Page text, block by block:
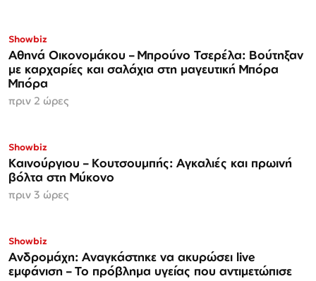
Showbiz
Αθηνά Οικονομάκου – Μπρούνο Τσερέλα: Βούτηξαν
με καρχαρίες και σαλάχια στη μαγευτική Μπόρα
Μπόρα
πριν 2 ώρες
Showbiz
Καινούργιου – Κουτσουμπής: Αγκαλιές και πρωινή
βόλτα στη Μύκονο
πριν 3 ώρες
Showbiz
Ανδρομάχη: Αναγκάστηκε να ακυρώσει live
εμφάνιση – Το πρόβλημα υγείας που αντιμετώπισε